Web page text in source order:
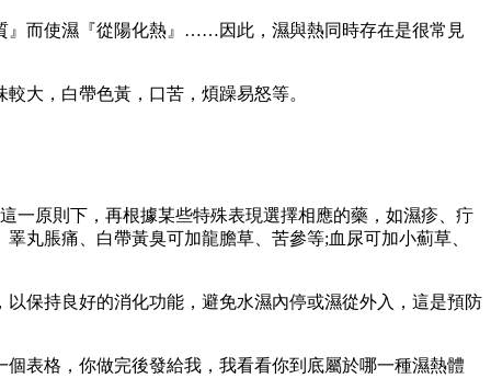
而使濕『從陽化熱』……因此，濕與熱同時存在是很常見
大，白帶色黃，口苦，煩躁易怒等。
原則下，再根據某些特殊表現選擇相應的藥，如濕疹、疔
丸脹痛、白帶黃臭可加龍膽草、苦參等;血尿可加小薊草、
保持良好的消化功能，避免水濕內停或濕從外入，這是預防
表格，你做完後發給我，我看看你到底屬於哪一種濕熱體